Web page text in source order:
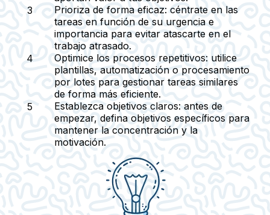
Prioriza de forma eficaz: céntrate en las
tareas en función de su urgencia e
importancia para evitar atascarte en el
trabajo atrasado.
Optimice los procesos repetitivos: utilice
plantillas, automatización o procesamiento
por lotes para gestionar tareas similares
de forma más eficiente.
Establezca objetivos claros: antes de
empezar, defina objetivos específicos para
mantener la concentración y la
motivación.